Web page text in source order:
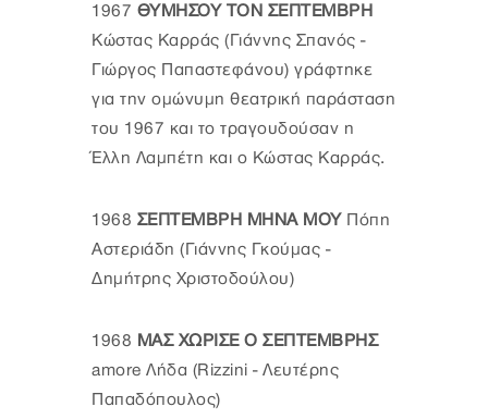
1967 ΘΥΜΗΣΟΥ ΤΟΝ ΣΕΠΤΕΜΒΡΗ
Κώστας Καρράς (Γιάννης Σπανός -
Γιώργος Παπαστεφάνου) γράφτηκε
για την ομώνυμη θεατρική παράσταση
του 1967 και το τραγουδούσαν η
Έλλη Λαμπέτη και ο Κώστας Καρράς.
1968 ΣΕΠΤΕΜΒΡΗ ΜΗΝΑ ΜΟΥΠόπη
Αστεριάδη (Γιάννης Γκούμας -
Δημήτρης Χριστοδούλου)
1968 ΜΑΣ ΧΩΡΙΣΕ Ο ΣΕΠΤΕΜΒΡΗΣ
amore Λήδα (Rizzini - Λευτέρης
Παπαδόπουλος)